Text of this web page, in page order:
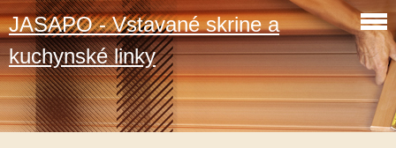
JASAPO - Vstavané skrine a
kuchynské linky